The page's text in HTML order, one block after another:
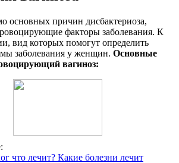
основных причин дисбактериоза,
факторы заболевания. К
вид которых помогут определить
заболевания у женщин. Основные
вагиноз:
что лечит? Какие болезни лечит